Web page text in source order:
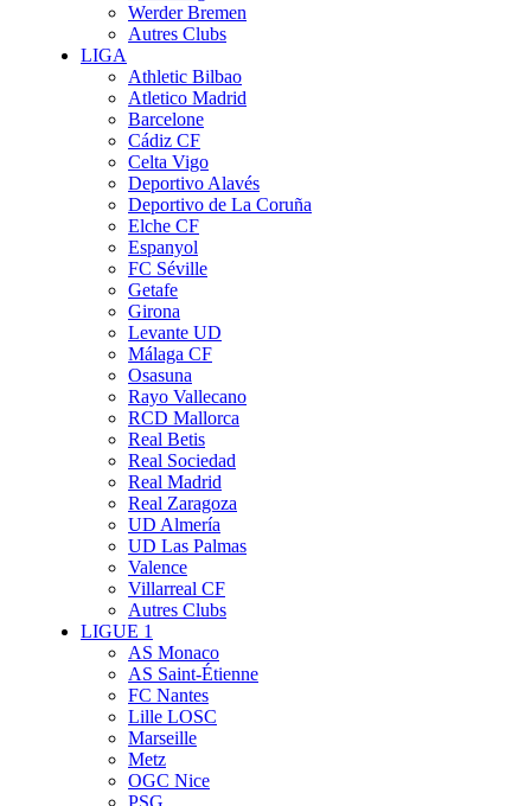
Werder Bremen
Autres Clubs
LIGA
Athletic Bilbao
Atletico Madrid
Barcelone
Cádiz CF
Celta Vigo
Deportivo Alavés
Deportivo de La Coruña
Elche CF
Espanyol
FC Séville
Getafe
Girona
Levante UD
Málaga CF
Osasuna
Rayo Vallecano
RCD Mallorca
Real Betis
Real Sociedad
Real Madrid
Real Zaragoza
UD Almería
UD Las Palmas
Valence
Villarreal CF
Autres Clubs
LIGUE 1
AS Monaco
AS Saint-Étienne
FC Nantes
Lille LOSC
Marseille
Metz
OGC Nice
PSG